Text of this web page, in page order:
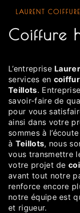
LAURENT COIFFURE
coiffure
L’entreprise
services en
Teillots.
savoir-faire de
pour vous
ainsi dans votre
sommes à
à Teillots, nous
vous transmettre
votre projet de
avant tout notre
renforce encore
notre équipe est
et rigueur.